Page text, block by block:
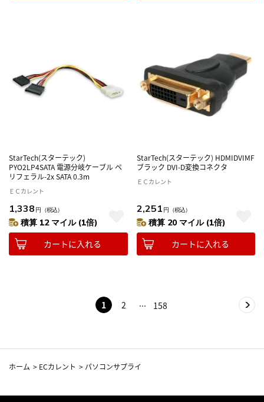
StarTech(スターテック)
PYO2LP4SATA 電源分岐ケーブル ペ
リフェラル-2x SATA 0.3m
ＥＣカレント
1,338 円 （税込）
積算 12 マイル (1倍)
カートに入れる
StarTech(スターテック) HDMIDVIMF
ブラック DVI-D変換コネクタ
ＥＣカレント
2,251 円 （税込）
積算 20 マイル (1倍)
カートに入れる
1 2 158
ホーム > ECカレント > パソコンサプライ